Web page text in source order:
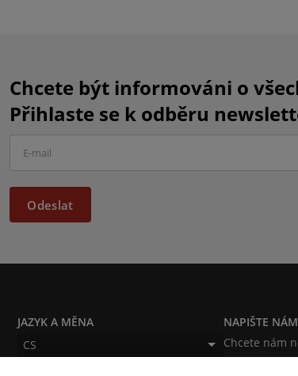
Chcete být informováni o
Přihlaste se k odběru
Odeslat
JAZYK A MĚNA
CS
NAPIŠTE NÁM
Chcete nám
produktech